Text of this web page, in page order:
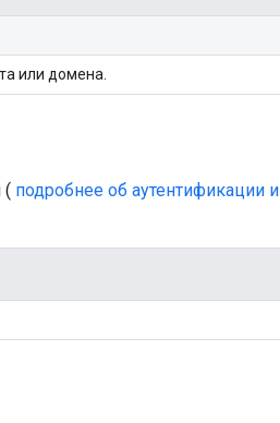
или домена.
( подробнее об аутентификации и